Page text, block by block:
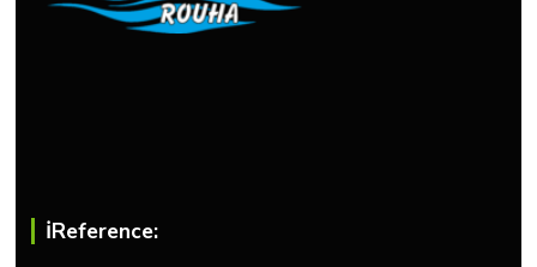
ℹ︎Reference: